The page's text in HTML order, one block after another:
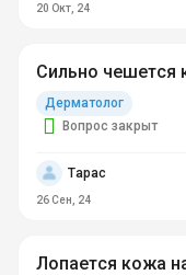
20 Окт, 24
Cильно чешется
Дерматолог
Вопрос закрыт
Тарас
26 Сен, 24
Лопается кожа